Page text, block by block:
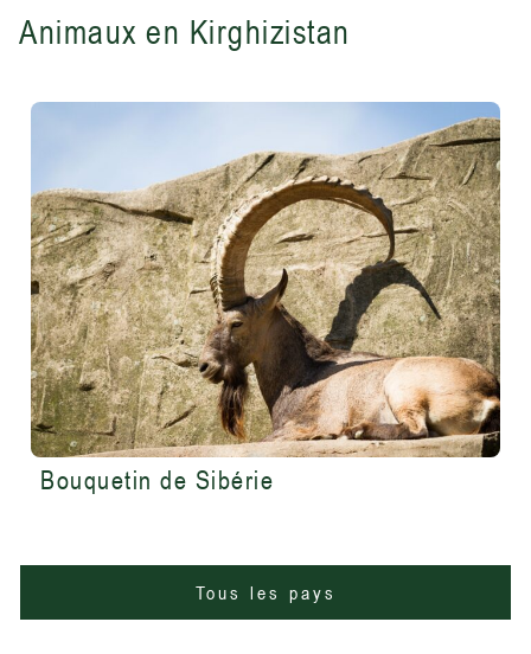
Animaux en Kirghizistan
Bouquetin de Sibérie
Tous les pays